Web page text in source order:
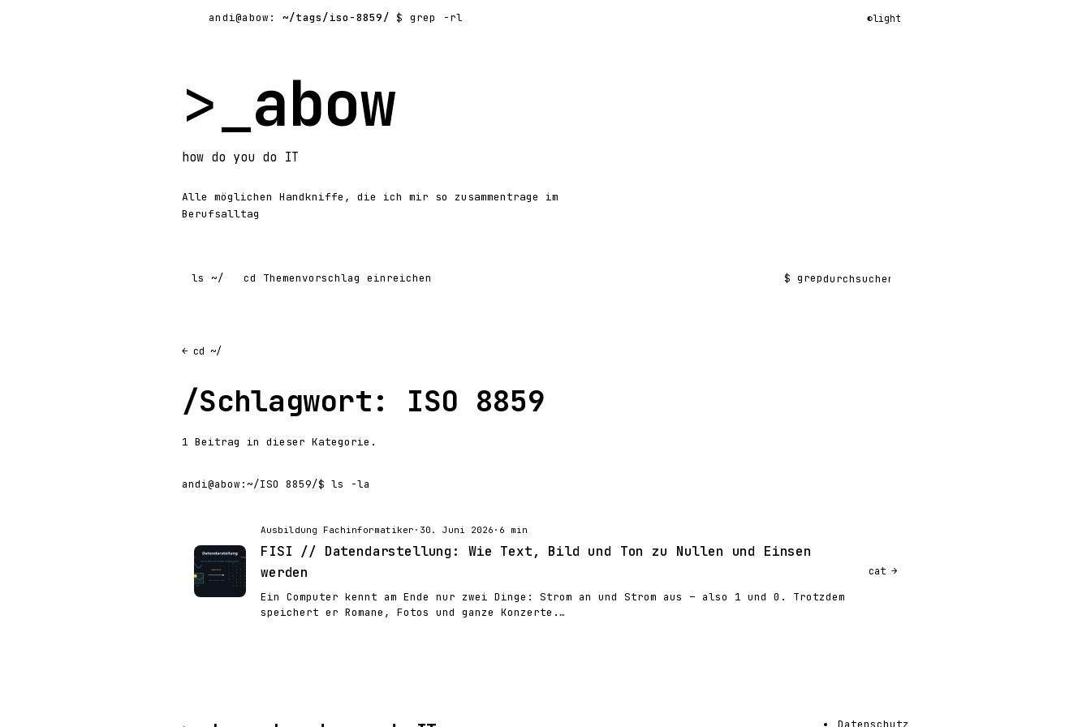
andi@abow: ~/tags/iso-8859/ $ grep -rl ◐light
>_abow
how do you do IT
Alle möglichen Handkniffe, die ich mir so zusammentrage im
Berufsalltag
ls ~/ cd Themenvorschlag einreichen $ grep
Suchen nach:
← cd ~/
/Schlagwort: ISO 8859
1 Beitrag in dieser Kategorie.
andi@abow :~/ISO 8859/$ ls -la
Ausbildung Fachinformatiker · 30. Juni 2026 · 6 min
FISI // Datendarstellung: Wie Text, Bild und Ton zu Nullen und Einsen
werden
Ein Computer kennt am Ende nur zwei Dinge: Strom an und Strom aus – also 1 und 0. Trotzdem
speichert er Romane, Fotos und ganze Konzerte.…
cat